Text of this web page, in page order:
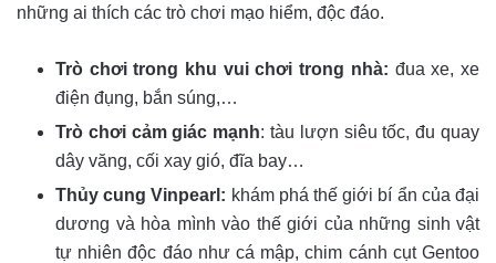
những ai thích các trò chơi mạo hiểm, độc đáo.
Trò chơi trong khu vui chơi trong nhà: đua xe, xe
điện đụng, bắn súng,…
Trò chơi cảm giác mạnh: tàu lượn siêu tốc, đu quay
dây văng, cối xay gió, đĩa bay…
Thủy cung Vinpearl: khám phá thế giới bí ẩn của đại
dương và hòa mình vào thế giới của những sinh vật
tự nhiên độc đáo như cá mập, chim cánh cụt Gentoo